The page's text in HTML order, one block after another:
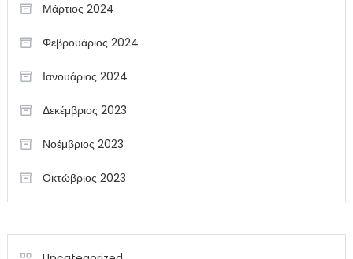
Μάρτιος 2024
Φεβρουάριος 2024
Ιανουάριος 2024
Δεκέμβριος 2023
Νοέμβριος 2023
Οκτώβριος 2023